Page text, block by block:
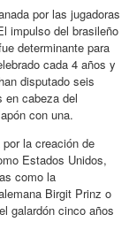
por las jugadoras
impulso del brasileño
determinante para
cada 4 años y
disputado seis
en cabeza del
con una.
la creación de
Estados Unidos,
como la
Birgit Prinz o
galardón cinco años